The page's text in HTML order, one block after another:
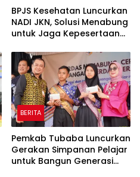
BPJS Kesehatan Luncurkan
NADI JKN, Solusi Menabung
untuk Jaga Kepesertaan
BERITA
Pemkab Tubaba Luncurkan
Gerakan Simpanan Pelajar
untuk Bangun Generasi